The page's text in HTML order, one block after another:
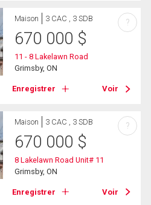
Maison 3 CAC , 3 SDB
670 000 $
11 - 8 Lakelawn Road
Grimsby, ON
Enregistrer Voir
?
Maison 3 CAC , 3 SDB
670 000 $
8 Lakelawn Road Unit# 11
Grimsby, ON
Enregistrer Voir
?